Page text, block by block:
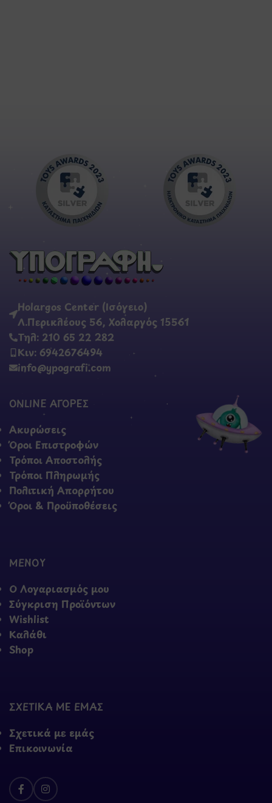
Holargos Center (Ισόγειο)
Λ.Περικλέους 56, Χολαργός 15561
Τηλ: 210 65 22 282
Κιν: 6942676494
info@ypografi.com
ONLINE ΑΓΟΡΕΣ
Ακυρώσεις
Όροι Επιστροφών
Τρόποι Αποστολής
Τρόποι Πληρωμής
Πολιτική Απορρήτου
Όροι & Προϋποθέσεις
ΜΕΝΟΥ
Ο Λογαριασμός μου
Σύγκριση Προϊόντων
Wishlist
Καλάθι
Shop
ΣΧΕΤΙΚΑ ΜΕ ΕΜΑΣ
Σχετικά με εμάς
Επικοινωνία